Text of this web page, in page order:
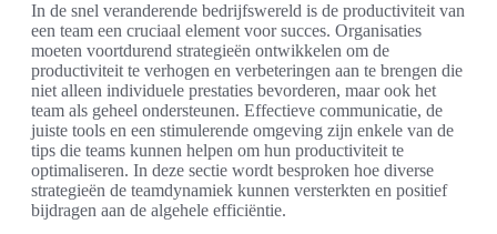
In de snel veranderende bedrijfswereld is de productiviteit van
een team een cruciaal element voor succes. Organisaties
moeten voortdurend strategieën ontwikkelen om de
productiviteit te verhogen en verbeteringen aan te brengen die
niet alleen individuele prestaties bevorderen, maar ook het
team als geheel ondersteunen. Effectieve communicatie, de
juiste tools en een stimulerende omgeving zijn enkele van de
tips die teams kunnen helpen om hun productiviteit te
optimaliseren. In deze sectie wordt besproken hoe diverse
strategieën de teamdynamiek kunnen versterkten en positief
bijdragen aan de algehele efficiëntie.